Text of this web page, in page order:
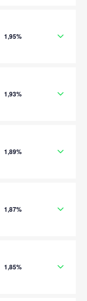
1,95%
1,93%
1,89%
1,87%
1,85%